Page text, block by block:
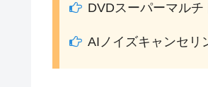
DVDスーパーマル
AIノイズキャンセリ